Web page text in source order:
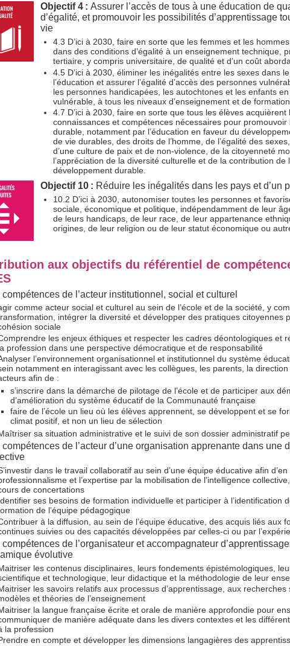
Objectif 4 : Assurer l’accès de tous à une éducation de
d’égalité, et promouvoir les possibilités d’apprentissage
vie
4.3 D’ici à 2030, faire en sorte que les femmes et les
dans des conditions d’égalité à un enseignement technique,
tertiaire, y compris universitaire, de qualité et d’un coût
4.5 D’ici à 2030, éliminer les inégalités entre les sexes dans
l’éducation et assurer l’égalité d’accès des personnes
les personnes handicapées, les autochtones et les enfants
vulnérable, à tous les niveaux d’enseignement et de
4.7 D’ici à 2030, faire en sorte que tous les élèves acquièrent
connaissances et compétences nécessaires pour
durable, notamment par l’éducation en faveur du
de vie durables, des droits de l’homme, de l’égalité des
d’une culture de paix et de non-violence, de la citoyenneté
l’appréciation de la diversité culturelle et de la contribution de
développement durable.
Objectif 10 : Réduire les inégalités dans les pays et d’un
10.2 D’ici à 2030, autonomiser toutes les personnes et
sociale, économique et politique, indépendamment de leur
de leurs handicaps, de leur race, de leur appartenance
origines, de leur religion ou de leur statut économique ou
aux objectifs du référentiel de
compétences de l’acteur institutionnel, social et culturel
comme acteur social et culturel au sein de l’école et de la société, y
intégrer la diversité et développer des pratiques citoyennes
sociale
les enjeux éthiques et respecter les cadres déontologiques et
profession dans une perspective démocratique et de responsabilité
l’environnement organisationnel et institutionnel du système
notamment en interagissant avec les collègues, les parents, la direction
afin de :
s’inscrire dans la démarche de pilotage de l’école et de participer aux
d’amélioration du système éducatif de la Communauté française
faire de l’école un lieu où les élèves apprennent, se développent et se
climat positif, et non un lieu de sélection
sa situation administrative et le suivi de son dossier administratif
compétences de l’acteur d’une organisation apprenante dans une
dans le travail collaboratif au sein d’une équipe éducative afin
et l’expertise par la mobilisation de l’intelligence
de concertations
ses besoins de formation individuelle et participer à l’identification
de l’équipe pédagogique
à la diffusion, au sein de l’équipe éducative, des acquis liés aux
suivies ou des capacités développées par celles-ci ou par
compétences de l’organisateur et accompagnateur
évolutive
les contenus disciplinaires, leurs fondements épistémologiques,
et technologique, leur didactique et la méthodologie de leur
les savoirs relatifs aux processus d’apprentissage, aux recherches
et théories de l’enseignement
la langue française écrite et orale de manière approfondie pour
de manière adéquate dans les divers contextes et les
la profession
en compte et développer les dimensions langagières des